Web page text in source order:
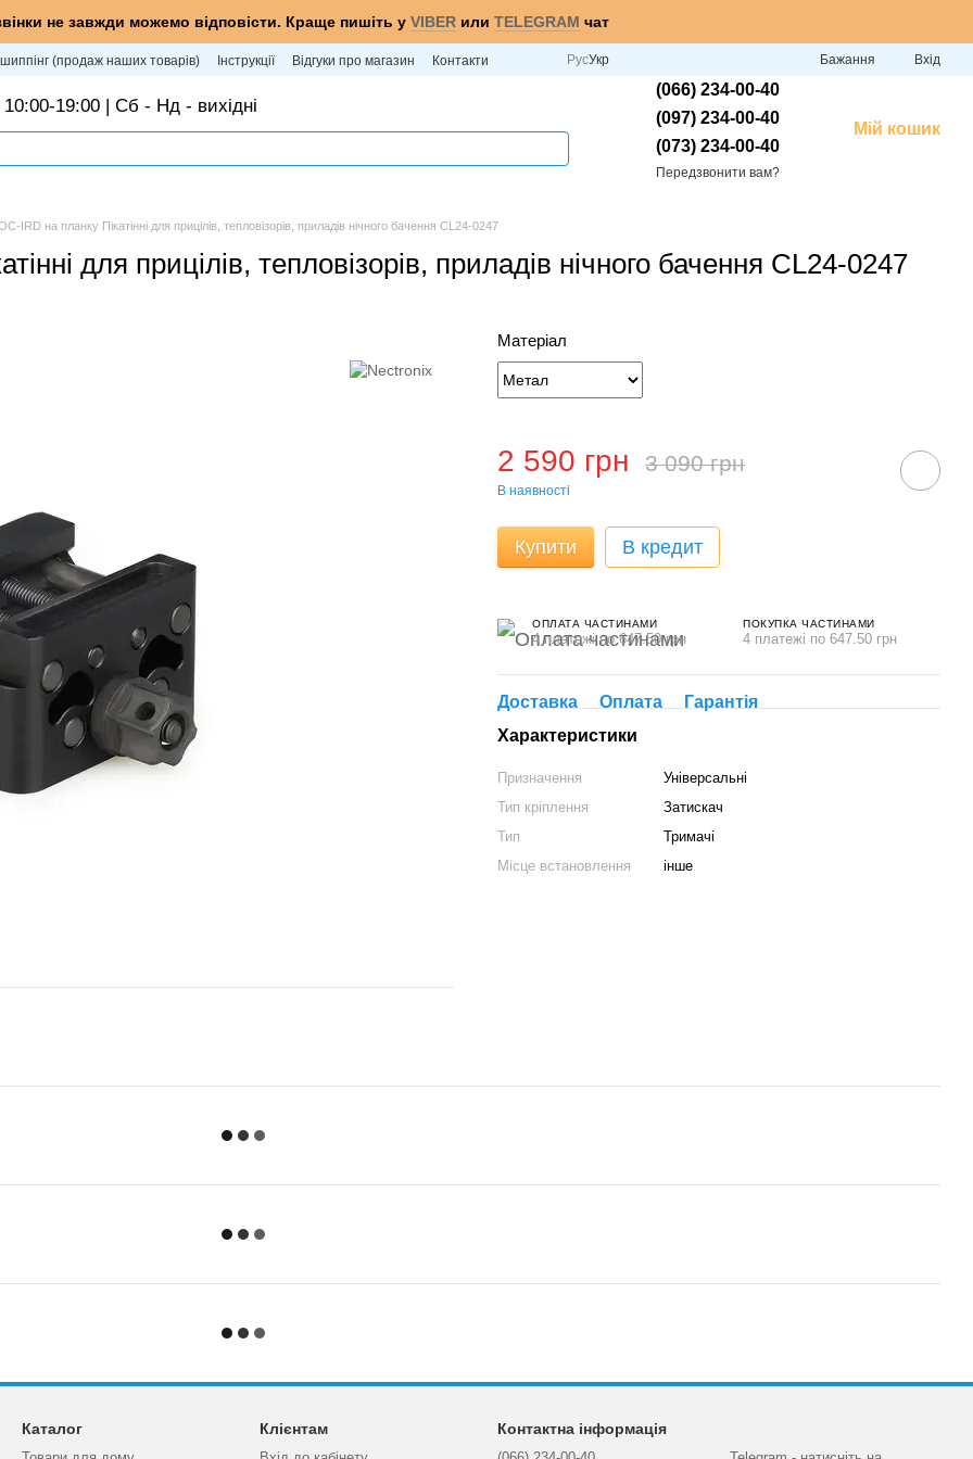
не завжди можемо відповісти. Краще пишіть у VIBER или TELEGRAM чат
(продаж наших товарів) Інструкції Відгуки про магазин Контакти РусУкр Бажання Вхід
19:00 | Сб - Нд - вихідні
(066) 234-00-40
(097) 234-00-40
(073) 234-00-40
Передзвонити вам?
Мій кошик
IRD на планку Пікатінні для прицілів, тепловізорів, приладів нічного бачення CL24-0247
для прицілів, тепловізорів, приладів нічного бачення CL24-0247
Матеріал
2 590 грн 3 090 грн
В наявності
Купити В кредит
ОПЛАТА ЧАСТИНАМИ
4 платежі по 647.50 грн
ПОКУПКА ЧАСТИНАМИ
4 платежі по 647.50 грн
Доставка Оплата
Гарантія
Характеристики
Призначення
Універсальні
Тип кріплення
Затискач
Тип
Тримачі
Місце встановлення
інше
Каталог Клієнтам Контактна інформація